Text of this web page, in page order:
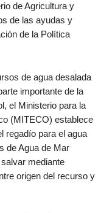
de Agricultura y
de las ayudas y
de la Política
de agua desalada
importante de la
el Ministerio para la
(MITECO) establece
regadío para el agua
de Agua de Mar
mediante
origen del recurso y